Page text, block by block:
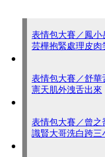
表情包大賽／鳳
芸樺抱緊處理皮肉
表情包大賽／舒
憲天肌外洩舌出來
表情包大賽／曾
識賢大哥洗白跨三